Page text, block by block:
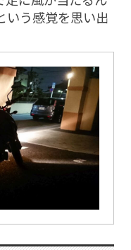
う感覚を思い出